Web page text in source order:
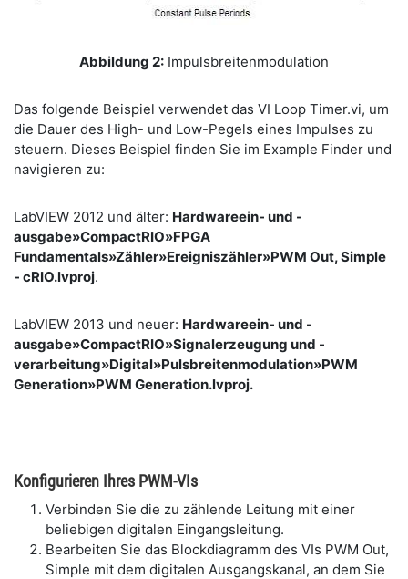
Abbildung 2: Impulsbreitenmodulation
Das folgende Beispiel verwendet das VI Loop Timer.vi, um
die Dauer des High- und Low-Pegels eines Impulses zu
steuern. Dieses Beispiel finden Sie im Example Finder und
navigieren zu:
LabVIEW 2012 und älter: Hardwareein- und -
ausgabe»CompactRIO»FPGA
Fundamentals»Zähler»Ereigniszähler»PWM Out, Simple
- cRIO.lvproj.
LabVIEW 2013 und neuer: Hardwareein- und -
ausgabe»CompactRIO»Signalerzeugung und -
verarbeitung»Digital»Pulsbreitenmodulation»PWM
Generation»PWM Generation.lvproj.
Konfigurieren Ihres PWM-VIs
Verbinden Sie die zu zählende Leitung mit einer
beliebigen digitalen Eingangsleitung.
Bearbeiten Sie das Blockdiagramm des VIs PWM Out,
Simple mit dem digitalen Ausgangskanal, an dem Sie